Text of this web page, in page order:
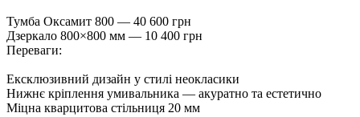
Тумба Оксамит 800 — 40 600 грн
Дзеркало 800×800 мм — 10 400 грн
Переваги:
Ексклюзивний дизайн у стилі неокласики
Нижнє кріплення умивальника — акуратно та естетично
Міцна кварцитова стільниця 20 мм